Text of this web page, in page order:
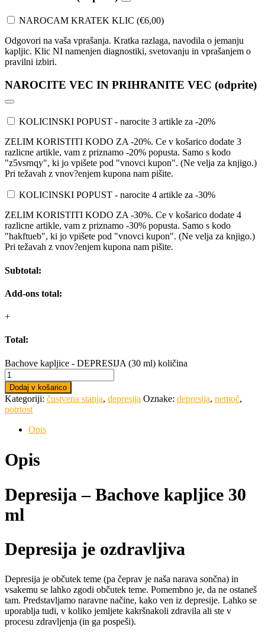
NAROCAM KRATEK KLIC (€6,00)
Odgovori na vaša vprašanja. Kratka razlaga, navodila o jemanju
kapljic. Klic NI namenjen diagnostiki, svetovanju in vprašanjem o
pravilni izbiri.
NAROCITE VEC IN PRIHRANITE VEC (odprite)
KOLICINSKI POPUST - narocite 3 artikle za -20%
ZELIM KORISTITI KODO ZA -20%. Ce v košarico dodate 3
razlicne artikle, vam z priznamo -20% popusta. Samo s kodo
"z5vsrnqy", ki jo vpišete pod "vnovci kupon". (Ne velja za knjigo.)
Pri težavah z vnov?enjem kupona nam pišite.
KOLICINSKI POPUST - narocite 4 artikle za -30%
ZELIM KORISTITI KODO ZA -30%. Ce v košarico dodate 4
razlicne artikle, vam z priznamo -30% popusta. Samo s kodo
"hakftueb", ki jo vpišete pod "vnovci kupon". (Ne velja za knjigo.)
Pri težavah z vnov?enjem kupona nam pišite.
Subtotal:
Add-ons total:
+
Total:
Bachove kapljice - DEPRESIJA (30 ml) količina
Dodaj v košarico
Kategoriji: čustvena stanja, depresija Oznake: depresija, nemoč,
potrtost
Opis
Opis
Depresija – Bachove kapljice 30
ml
Depresija je ozdravljiva
Depresija je občutek teme (pa čeprav je naša narava sončna) in
vsakemu se lahko zgodi občutek teme. Pomembno je, da ne ostaneš
tam. Predstavljamo naravne načine, kako ven iz depresije. Lahko se
uporablja tudi, v koliko jemljete kakršnakoli zdravila ali ste v
procesu zdravljenja (in ga pospeši).